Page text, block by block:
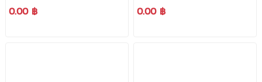
0.00 ฿ 0.00 ฿